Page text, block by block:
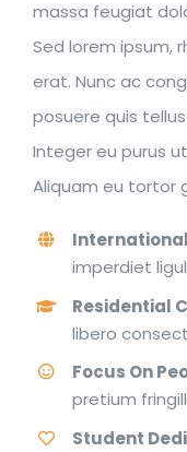
massa feugiat
Sed lorem ipsum,
erat. Nunc ac
posuere quis
Integer eu purus
Aliquam eu tortor
imperdiet
Residential
libero
Focus On
pretium
Student